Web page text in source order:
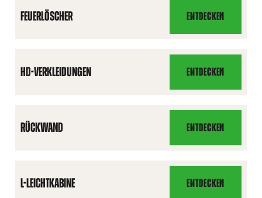
FEUERLÖSCHER ENTDECKEN
FEUERLÖSCHER
HD-VERKLEIDUNGEN ENTDECKEN
HD-
VERKLEIDUNGEN
RÜCKWAND ENTDECKEN
RÜCKWAND
L-LEICHTKABINE ENTDECKEN
L-